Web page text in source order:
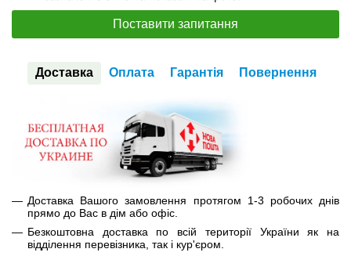
Поставити запитання
Доставка Оплата Гарантія Повернення
Доставка Вашого замовлення протягом 1-3 робочих днів
прямо до Вас в дім або офіс.
Безкоштовна доставка по всій території України як на
відділення перевізника, так і кур'єром.